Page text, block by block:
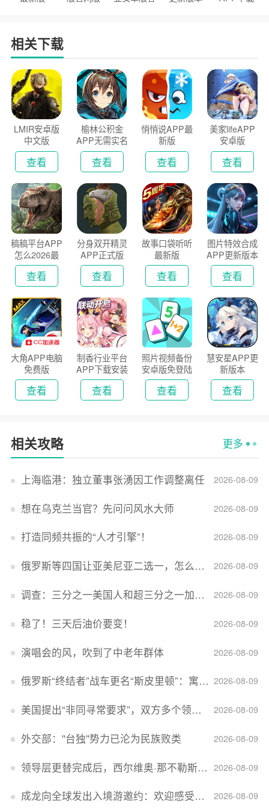
相关下载
LMIR安卓版
中文版
查看
榆林公积金
APP无需实名
认证版
查看
悄悄说APP最
新版
查看
美家lifeAPP
安卓版
查看
稿稿平台APP
怎么2026最
新版
查看
分身双开精灵
APP正式版
查看
故事口袋听听
最新版
查看
图片特效合成
APP更新版本
2026
查看
大角APP电脑
免费版
查看
制香行业平台
APP下载安装
2026
查看
照片视频备份
安卓版免登陆
版
查看
慧安星APP更
新版本
查看
相关攻略 更多
2026-08-09
上海临港：独立董事张湧因工作调整离任
2026-08-09
想在乌克兰当官？先问问风水大师
2026-08-09
打造同频共振的“人才引擎”！
2026-08-09
俄罗斯等四国让亚美尼亚二选一，怎么回事？
2026-08-09
调查：三分之一美国人和超三分之一加拿大人感到经济压力
2026-08-09
稳了！三天后油价要变！
2026-08-09
演唱会的风，吹到了中老年群体
2026-08-09
俄罗斯“终结者”战车更名“斯皮里顿”：寓意强大可靠，彰显俄精神力量
2026-08-09
美国提出“非同寻常要求”，双方多个领域分歧依旧，印美贸易谈判进入“关键阶段”
2026-08-09
外交部：''台独''势力已沦为民族败类
2026-08-09
领导层更替完成后，西尔维奥·那不勒斯出任Lucid首席执行官
2026-08-09
成龙向全球发出入境游邀约：欢迎感受无滤镜的真实中国